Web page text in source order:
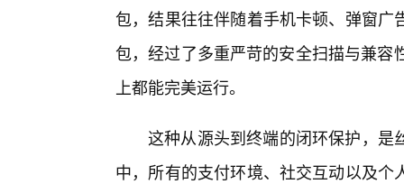
包，结果往往伴随着手机卡顿、弹窗
包，经过了多重严苛的安全扫描与兼
上都能完美运行。
这种从源头到终端的闭环保护，是
中，所有的支付环境、社交互动以及